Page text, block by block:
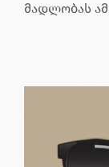
მადლობას